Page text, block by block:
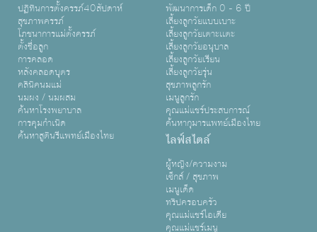
ปฏิทินการตั้งครรภ์40สัปดาห์
สุขภาพครรภ์
โภชนาการแม่ตั้งครรภ์
ตั้งชื่อลูก
การคลอด
หลังคลอดบุตร
คลินิคนมแม่
นมผง / นมผสม
ค้นหาโรงพยาบาล
การคุมกำเนิด
ค้นหาสูตินรีแพทย์เมืองไทย
พัฒนาการเด็ก 0 - 6 ปี
เลี้ยงลูกวัยแบบเบาะ
เลี้ยงลูกวัยเตาะเเตะ
เลี้ยงลูกวัยอนุบาล
เลี้ยงลูกวัยเรียน
เลี้ยงลูกวัยรุ่น
สุขภาพลูกรัก
เมนูลูกรัก
คุณแม่แชร์ประสบการณ์
ค้นหากุมารแพทย์เมืองไทย
ไลฟ์สไตล์
ผู้หญิง/ความงาม
เซ็กส์ / สุขภาพ
เมนูเด็ด
ทริปครอบครัว
คุณแม่แชร์ไอเดีย
คุณแม่แชร์เมนู